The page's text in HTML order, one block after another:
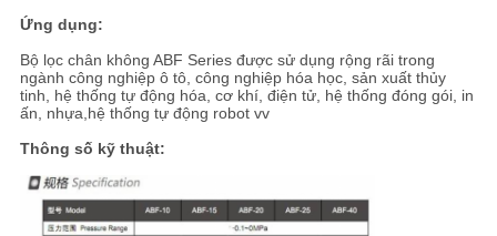
PRIVACY
POLICY
Ứng dụng:
Bộ lọc chân không ABF Series được sử dụng rộng rãi trong
ngành công nghiệp ô tô, công nghiệp hóa học, sản xuất thủy
tinh, hệ thống tự động hóa, cơ khí, điện tử, hệ thống đóng gói, in
ấn, nhựa,hệ thống tự động robot vv
Thông số kỹ thuật: